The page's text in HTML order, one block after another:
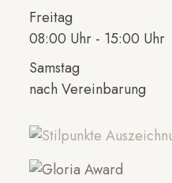
Freitag
08:00 Uhr - 15:00 Uhr
Samstag
nach Vereinbarung